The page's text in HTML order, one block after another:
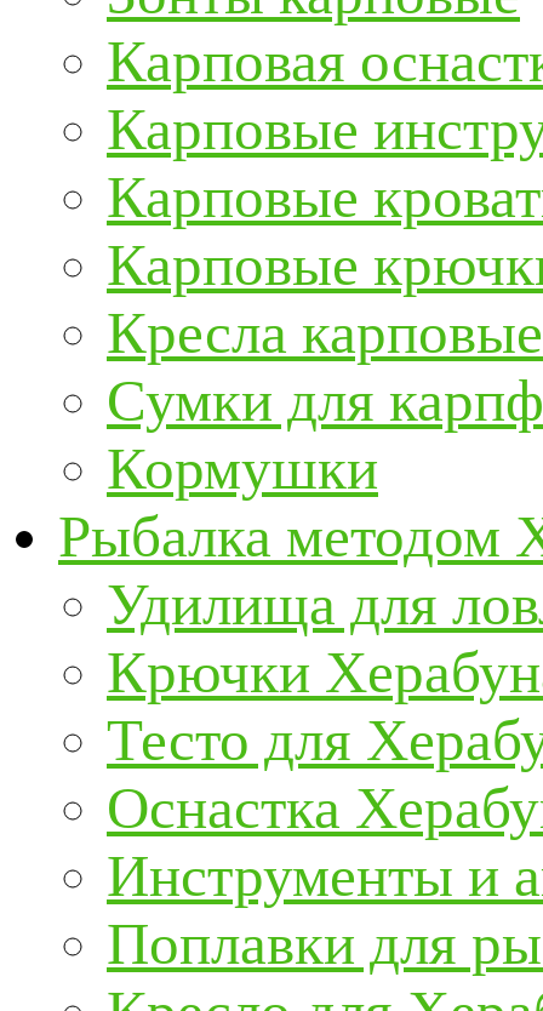
Карповая
Карповые
Карповые
Карповые
Кресла карповые
Сумки для
Кормушки
Рыбалка методом
Удилища для
Крючки
Тесто для
Оснастка
Инструменты и
Поплавки для